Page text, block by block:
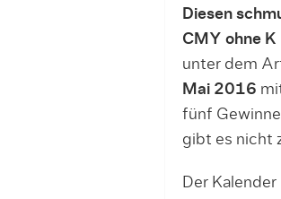
Diesen
CMY ohne K
unter dem
Mai 2016
fünf
gibt es nicht
Der